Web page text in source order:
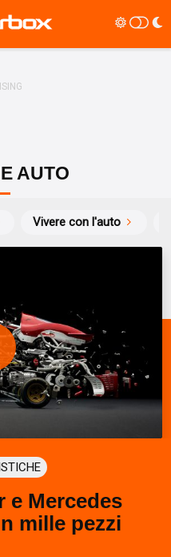
AUTO
Vivere con l'auto
e Mercedes
mille pezzi